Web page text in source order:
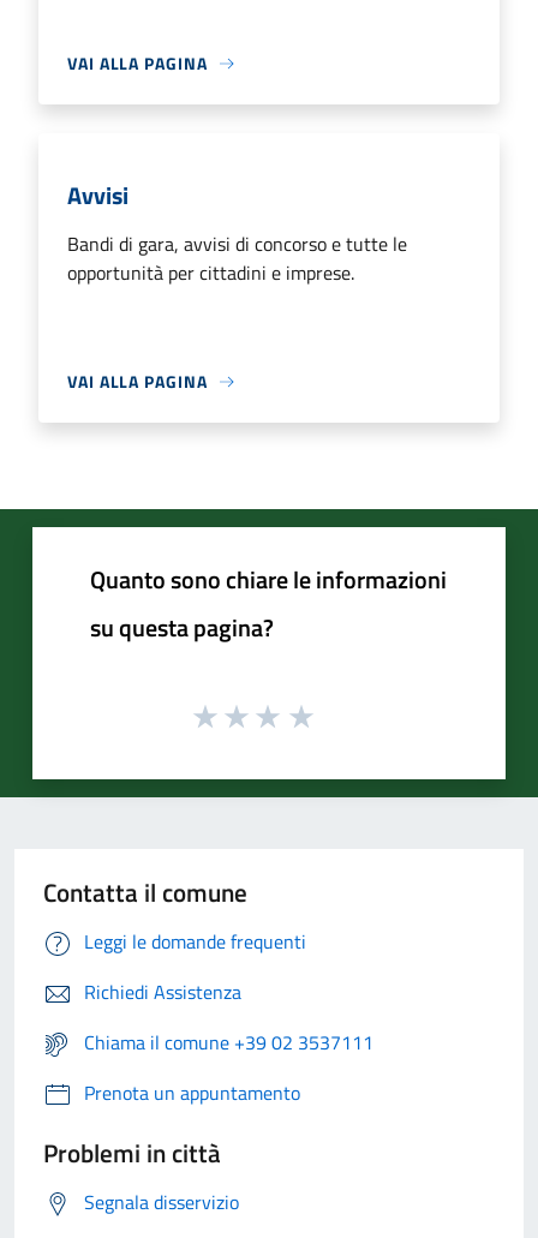
VAI ALLA PAGINA
Avvisi
Bandi di gara, avvisi di concorso e tutte le
opportunità per cittadini e imprese.
VAI ALLA PAGINA
Quanto sono chiare le informazioni
su questa pagina?
Contatta il comune
Leggi le domande frequenti
Richiedi Assistenza
Chiama il comune +39 02 3537111
Prenota un appuntamento
Problemi in città
Segnala disservizio